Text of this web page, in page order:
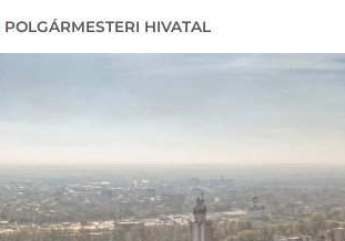
POLGÁRMESTERI HIVATAL